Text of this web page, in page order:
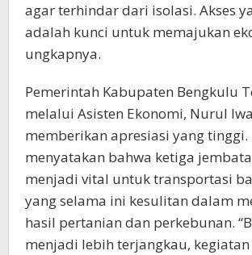
agar terhindar dari isolasi. Akses
adalah kunci untuk memajukan
ungkapnya.
Pemerintah Kabupaten Bengkulu
melalui Asisten Ekonomi, Nurul
memberikan apresiasi yang tinggi.
menyatakan bahwa ketiga
menjadi vital untuk transportasi
yang selama ini kesulitan dalam
hasil pertanian dan perkebunan.
menjadi lebih terjangkau,